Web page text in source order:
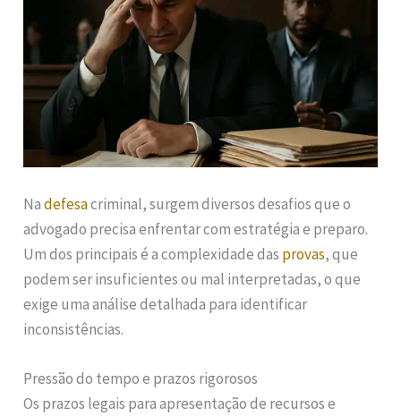
Nadefesacriminal, surgem diversos desafios que o
advogado precisa enfrentar com estratégia e preparo.
Um dos principais é a complexidade das provas, que
podem ser insuficientes ou mal interpretadas, o que
exige uma análise detalhada para identificar
inconsistências.
Pressão do tempo e prazos rigorosos
Os prazos legais para apresentação de recursos e